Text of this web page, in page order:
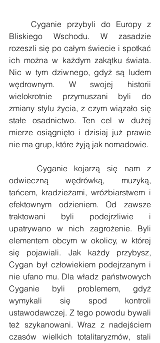
Cyganie przybyli do Europy z
Bliskiego Wschodu. W zasadzie
rozeszli się po całym świecie i spotkać
ich można w każdym zakątku świata.
Nic w tym dziwnego, gdyż są ludem
wędrownym. W swojej historii
wielokrotnie przymuszani byli do
zmiany stylu życia, z czym wiązało się
stałe osadnictwo. Ten cel w dużej
mierze osiągnięto i dzisiaj już prawie
nie ma grup, które żyją jak nomadowie.
Cyganie kojarzą się nam z
odwieczną wędrówką, muzyką,
tańcem, kradzieżami, wróżbiarstwem i
efektownym odzieniem. Od zawsze
traktowani byli podejrzliwie i
upatrywano w nich zagrożenie. Byli
elementem obcym w okolicy, w której
się pojawiali. Jak każdy przybysz,
Cygan był człowiekiem podejrzanym i
nie ufano mu. Dla władz państwowych
Cyganie byli problemem, gdyż
wymykali się spod kontroli
ustawodawczej. Z tego powodu bywali
też szykanowani. Wraz z nadejściem
czasów wielkich totalitaryzmów, stali